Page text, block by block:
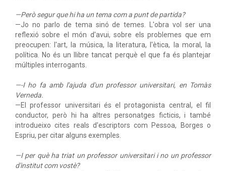
—Però segur que hi ha un tema com a punt de partida?
—Jo no parlo de tema sinó de temes. L'obra vol ser una
reflexió sobre el món d'avui, sobre els problemes que em
preocupen: l'art, la música, la literatura, l'ètica, la moral, la
política. No és un llibre tancat perquè el que fa és plantejar
múltiples interrogants.
—-I ho fa amb l'ajuda d'un professor universitari, en Tomàs
Verneda.
—El professor universitari és el protagonista central, el fil
conductor, però hi ha altres personatges ficticis, i també
introdueixo cites reals d'escriptors com Pessoa, Borges o
Espriu, per citar alguns exemples.
—I per què ha triat un professor universitari i no un professor
d'institut com vostè?